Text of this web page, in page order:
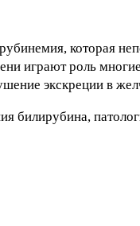
которая
играют роль
экскреции в
билирубина,